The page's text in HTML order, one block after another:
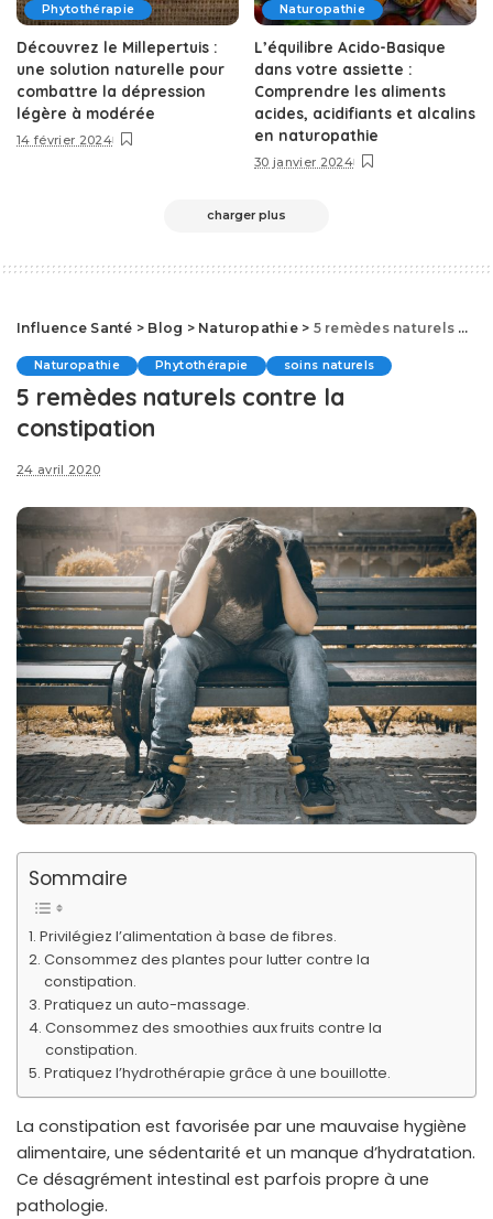
Phytothérapie
Découvrez le Millepertuis :
une solution naturelle pour
combattre la dépression
légère à modérée
14 février 2024
Naturopathie
L’équilibre Acido-Basique
dans votre assiette :
Comprendre les aliments
acides, acidifiants et alcalins
en naturopathie
30 janvier 2024
charger plus
Influence Santé > Blog > Naturopathie> 5 remèdes naturels contre la constipation
Naturopathie Phytothérapie soins naturels
5 remèdes naturels contre la
constipation
24 avril 2020
Sommaire
Privilégiez l’alimentation à base de fibres.
Consommez des plantes pour lutter contre la
constipation.
Pratiquez un auto-massage.
Consommez des smoothies aux fruits contre la
constipation.
Pratiquez l’hydrothérapie grâce à une bouillotte.
La constipation est favorisée par une mauvaise hygiène
alimentaire, une sédentarité et un manque d’hydratation.
Ce désagrément intestinal est parfois propre à une
pathologie.